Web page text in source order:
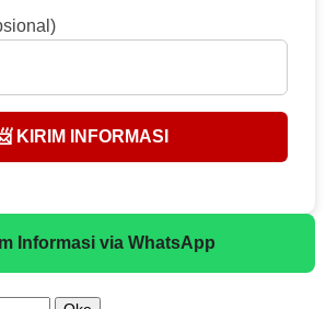
KIRIM INFORMASI
Informasi via WhatsApp